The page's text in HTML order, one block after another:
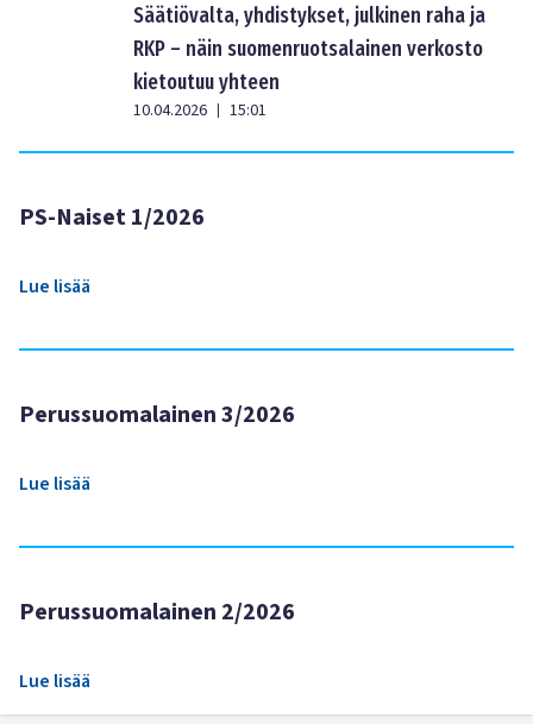
Säätiövalta, yhdistykset, julkinen raha ja
RKP – näin suomenruotsalainen verkosto
kietoutuu yhteen
10.04.2026 | 15:01
PS-Naiset 1/2026
Lue lisää
Perussuomalainen 3/2026
Lue lisää
Perussuomalainen 2/2026
Lue lisää